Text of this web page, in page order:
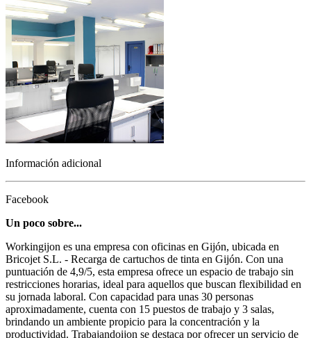
Información adicional
Facebook
Un poco sobre...
Workingijon es una empresa con oficinas en Gijón, ubicada en
Bricojet S.L. - Recarga de cartuchos de tinta en Gijón. Con una
puntuación de 4,9/5, esta empresa ofrece un espacio de trabajo sin
restricciones horarias, ideal para aquellos que buscan flexibilidad en
su jornada laboral. Con capacidad para unas 30 personas
aproximadamente, cuenta con 15 puestos de trabajo y 3 salas,
brindando un ambiente propicio para la concentración y la
productividad. Trabajandoijon se destaca por ofrecer un servicio de